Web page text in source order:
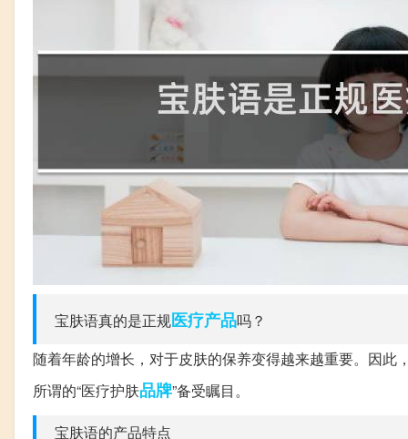
宝肤语真的是正规医疗产品吗？
随着年龄的增长，对于皮肤的保养变得越来越重要。因此
所谓的“医疗护肤品牌”备受瞩目。
宝肤语的产品特点